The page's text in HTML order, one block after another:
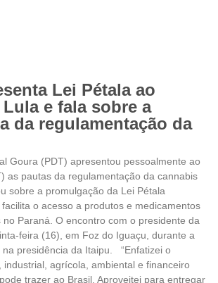
Lei Pétala ao
e fala sobre a
da regulamentação da
Goura (PDT) apresentou pessoalmente ao
as pautas da regulamentação da cannabis
sobre a promulgação da Lei Pétala
o acesso a produtos e medicamentos
Paraná. O encontro com o presidente da
feira (16), em Foz do Iguaçu, durante a
na presidência da Itaipu. “Enfatizei o
industrial, agrícola, ambiental e financeiro
trazer ao Brasil. Aproveitei para entregar